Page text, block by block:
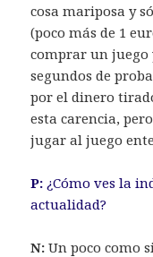
cosa mariposa y
(poco más de 1
comprar un juego
segundos de
por el dinero
esta carencia,
jugar al juego
P: ¿Cómo ves la
actualidad?
N: Un poco como